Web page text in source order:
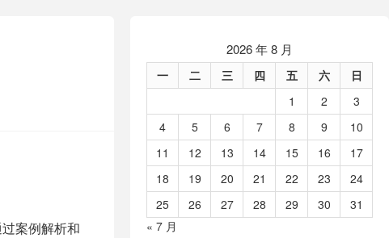
案例解析和
2026 年 8 月
一 二 三 四 五 六
日
1
2
3
4
5 6 7 8 9
10
11
12 13 14 15 16
17
18
19 20 21 22 23
24
25
26 27 28 29 30
31
« 7 月